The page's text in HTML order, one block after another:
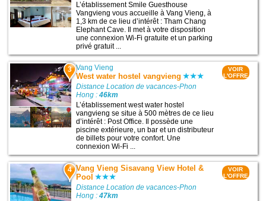
L’établissement Smile Guesthouse
Vangvieng vous accueille à Vang Vieng, à
1,3 km de ce lieu d’intérêt : Tham Chang
Elephant Cave. Il met à votre disposition
une connexion Wi-Fi gratuite et un parking
privé gratuit ...
3 Vang Vieng
West water hostel vangvieng
Distance Location de vacances-Phon
Hong :46km
L’établissement west water hostel
vangvieng se situe à 500 mètres de ce lieu
d’intérêt : Post Office. Il possède une
piscine extérieure, un bar et un distributeur
de billets pour votre confort. Une
connexion Wi-Fi ...
VOIR
L'OFFRE
4 Vang Vieng Sisavang View Hotel &
Pool
Distance Location de vacances-Phon
Hong :47km
VOIR
L'OFFRE